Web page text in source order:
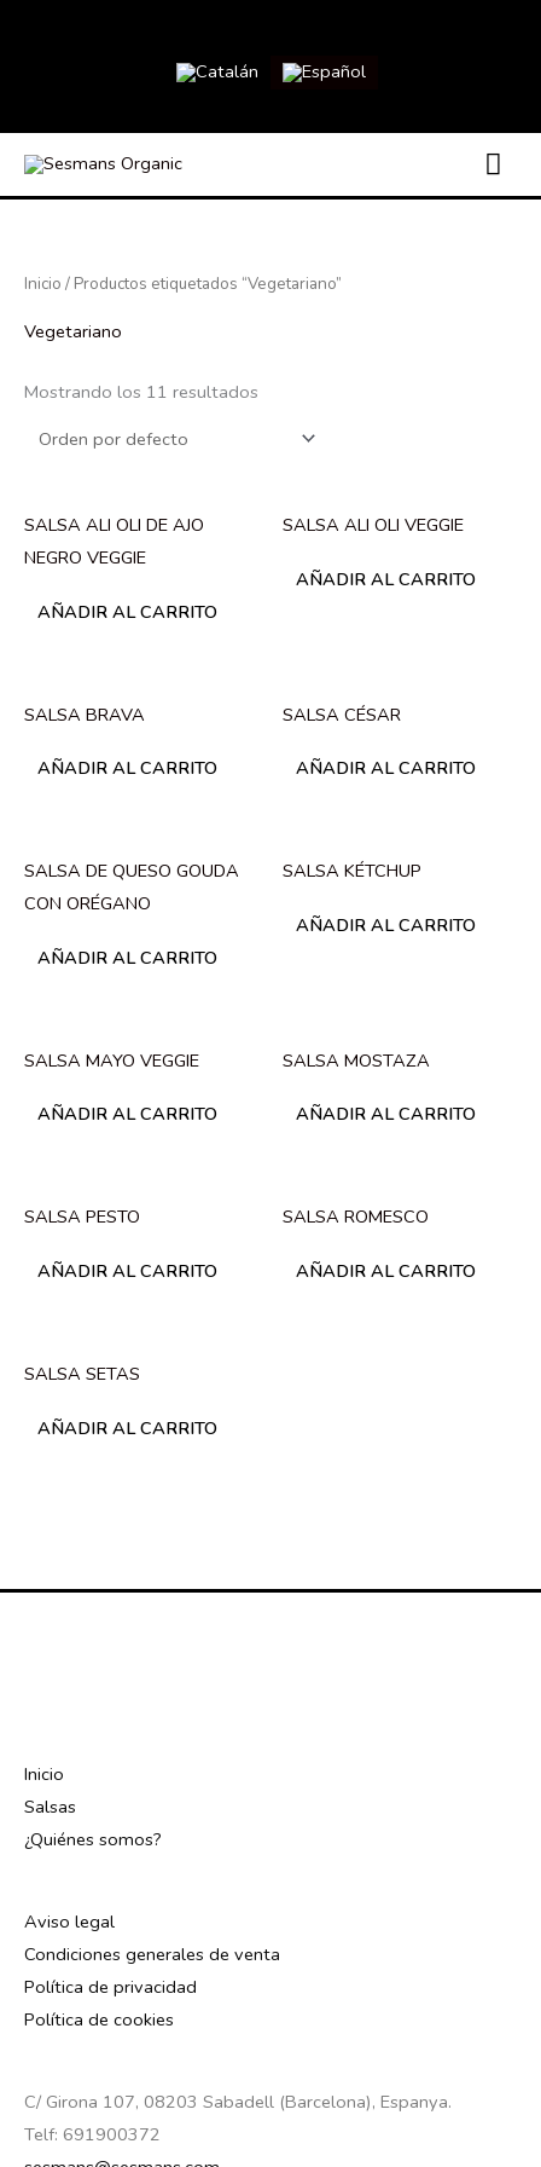
Inicio / Productos etiquetados “Vegetariano”
Vegetariano
Mostrando los 11 resultados
SALSA ALI OLI DE AJO
NEGRO VEGGIE
AÑADIR AL CARRITO
SALSA ALI OLI VEGGIE
AÑADIR AL CARRITO
SALSA BRAVA
AÑADIR AL CARRITO
SALSA CÉSAR
AÑADIR AL CARRITO
SALSA DE QUESO GOUDA
CON ORÉGANO
AÑADIR AL CARRITO
SALSA KÉTCHUP
AÑADIR AL CARRITO
SALSA MAYO VEGGIE
AÑADIR AL CARRITO
SALSA MOSTAZA
AÑADIR AL CARRITO
SALSA PESTO
AÑADIR AL CARRITO
SALSA ROMESCO
AÑADIR AL CARRITO
SALSA SETAS
AÑADIR AL CARRITO
Inicio
Salsas
¿Quiénes somos?
Aviso legal
Condiciones generales de venta
Política de privacidad
Política de cookies
C/ Girona 107, 08203 Sabadell (Barcelona), Espanya.
Telf: 691900372